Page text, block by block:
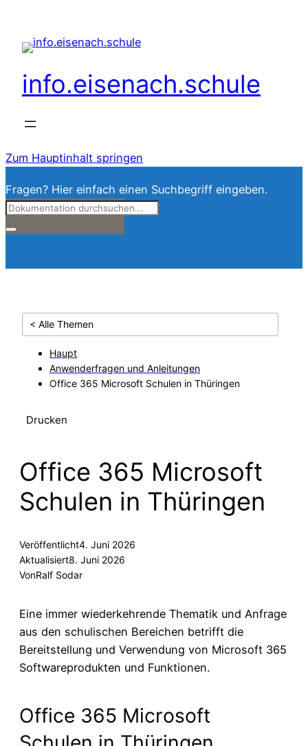
info.eisenach.schule
Zum Hauptinhalt springen
Fragen? Hier einfach einen Suchbegriff eingeben.
< Alle Themen
Haupt
Anwenderfragen und Anleitungen
Office 365 Microsoft Schulen in Thüringen
Drucken
Office 365 Microsoft
Schulen in Thüringen
Veröffentlicht4. Juni 2026
Aktualisiert8. Juni 2026
VonRalf Sodar
Eine immer wiederkehrende Thematik und Anfrage
aus den schulischen Bereichen betrifft die
Bereitstellung und Verwendung von Microsoft 365
Softwareprodukten und Funktionen.
Office 365 Microsoft